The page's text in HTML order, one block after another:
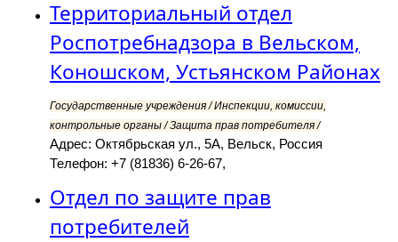
Территориальный отдел
Роспотребнадзора в Вельском,
Коношском, Устьянском Районах
Государственные учреждения / Инспекции, комиссии,
контрольные органы / Защита прав потребителя /
Адрес: Октябрьская ул., 5А, Вельск, Россия
Телефон: +7 (81836) 6-26-67,
Отдел по защите прав
потребителей